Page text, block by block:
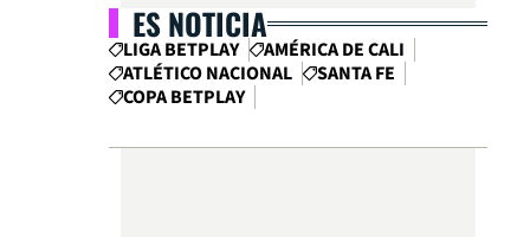
ES NOTICIA
LIGA BETPLAY
AMÉRICA DE CALI
ATLÉTICO NACIONAL
SANTA FE
COPA BETPLAY